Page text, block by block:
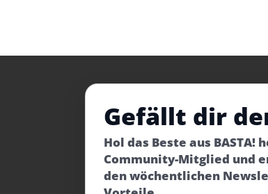
Gefällt dir
Hol das Beste aus BASTA!
Community-Mitglied und
den wöchentlichen